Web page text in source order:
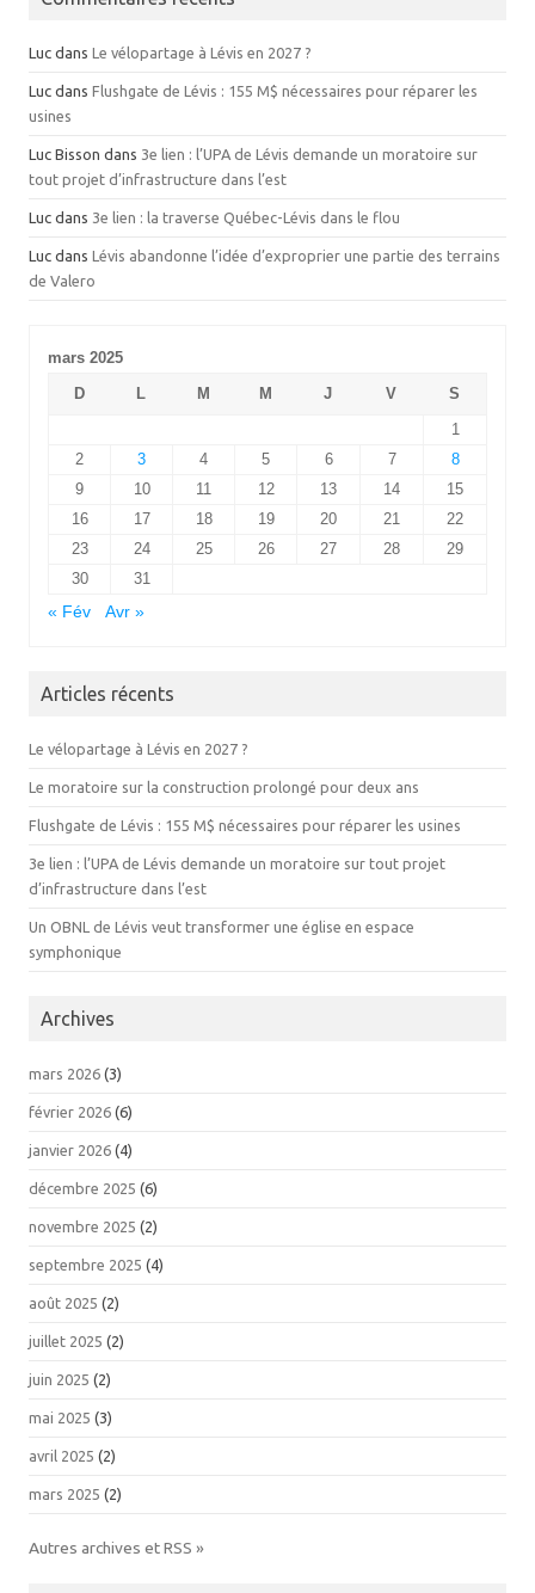
Luc dans Le vélopartage à Lévis en 2027 ?
Luc dans Flushgate de Lévis : 155 M$ nécessaires pour réparer les
usines
Luc Bisson dans 3e lien : l’UPA de Lévis demande un moratoire sur
tout projet d’infrastructure dans l’est
Luc dans 3e lien : la traverse Québec-Lévis dans le flou
Luc dans Lévis abandonne l’idée d’exproprier une partie des terrains
de Valero
mars 2025
D
L M M J V
S
1
2
3 4 5 6 7
8
9
10 11 12 13 14
15
16
17 18 19 20 21
22
23
24 25 26 27 28
29
30
31
« Fév
Avr »
Articles récents
Le vélopartage à Lévis en 2027 ?
Le moratoire sur la construction prolongé pour deux ans
Flushgate de Lévis : 155 M$ nécessaires pour réparer les usines
3e lien : l’UPA de Lévis demande un moratoire sur tout projet
d’infrastructure dans l’est
Un OBNL de Lévis veut transformer une église en espace
symphonique
Archives
mars 2026 (3)
février 2026 (6)
janvier 2026 (4)
décembre 2025 (6)
novembre 2025 (2)
septembre 2025 (4)
août 2025 (2)
juillet 2025 (2)
juin 2025 (2)
mai 2025 (3)
avril 2025 (2)
mars 2025 (2)
Autres archives et RSS »